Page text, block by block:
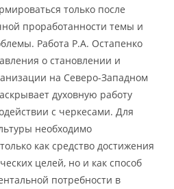
только после
проработанности темы и
Работа Р.А. Остапенко
о становлении и
на Северо-Западном
духовную работу
с черкесами. Для
необходимо
как средство достижения
целей, но и как способ
потребности в